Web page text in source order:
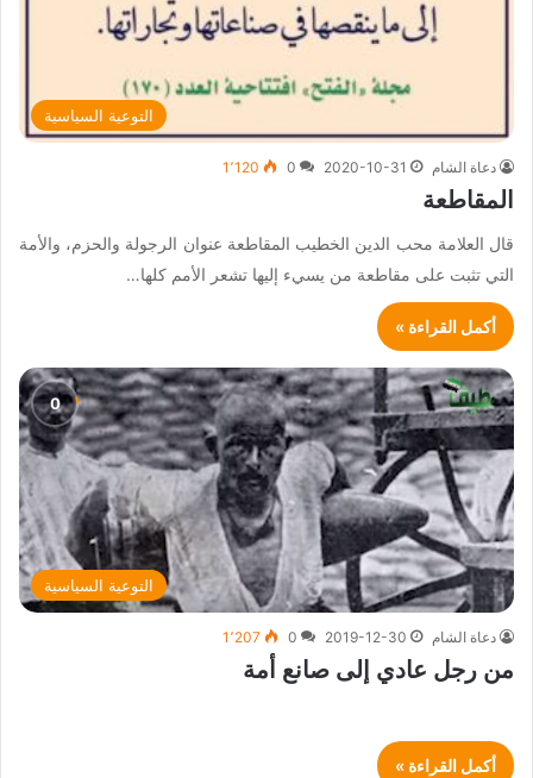
التوعية السياسية
دعاة الشام 2020-10-31
0 1٬120
المقاطعة
قال العلامة محب الدين الخطيب المقاطعة عنوان الرجولة والحزم، والأمة
التي تثبت على مقاطعة من يسيء إليها تشعر الأمم كلها…
أكمل القراءة »
التوعية السياسية
دعاة الشام 2019-12-30
0 1٬207
من رجل عادي إلى صانع أمة
أكمل القراءة »